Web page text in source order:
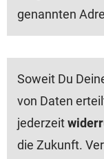
genannten
Soweit Du
von Daten
jederzeit
die Zukunft.